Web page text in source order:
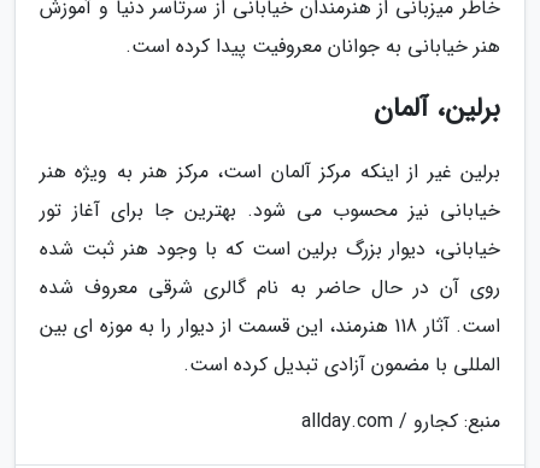
خاطر میزبانی از هنرمندان خیابانی از سرتاسر دنیا و آموزش
هنر خیابانی به جوانان معروفیت پیدا کرده است.
برلین، آلمان
برلین غیر از اینکه مرکز آلمان است، مرکز هنر به ویژه هنر
خیابانی نیز محسوب می شود. بهترین جا برای آغاز تور
خیابانی، دیوار بزرگ برلین است که با وجود هنر ثبت شده
روی آن در حال حاضر به نام گالری شرقی معروف شده
است. آثار 118 هنرمند، این قسمت از دیوار را به موزه ای بین
المللی با مضمون آزادی تبدیل کرده است.
منبع: کجارو / allday.com